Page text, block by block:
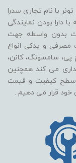
با نام تجاری سدرا
دارا بودن نمایندگی
بدون واسطه جهت
و یدکی انواع
از برندهای اچ پی، سامسونگ، کانن،
می کند همچنین
سطح کیفیت و قیمت
خود قرار می دهیم .